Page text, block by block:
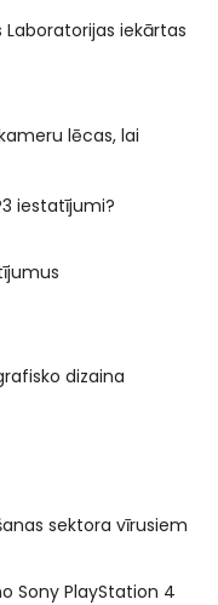
Laboratorijas iekārtas
lēcas, lai
iestatījumi?
dizaina
sektora vīrusiem
Sony PlayStation 4